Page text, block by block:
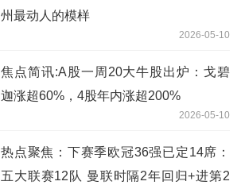
州最动人的模样
2026-05-10
焦点简讯:A股一周20大牛股出炉：戈碧
迦涨超60%，4股年内涨超200%
2026-05-10
热点聚焦：下赛季欧冠36强已定14席：
五大联赛12队 曼联时隔2年回归+进第2